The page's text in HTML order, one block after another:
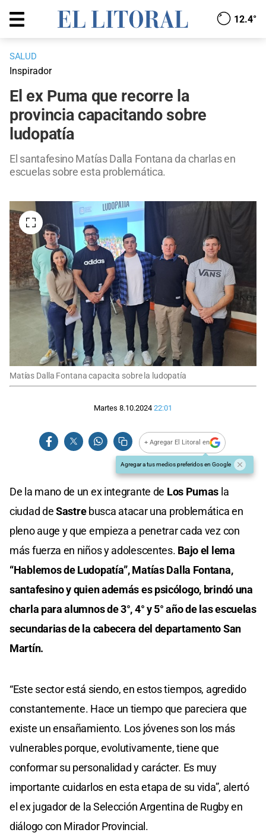
12.4°
SALUD
Inspirador
El ex Puma que recorre la
provincia capacitando sobre
ludopatía
El santafesino Matías Dalla Fontana da charlas en
escuelas sobre esta problemática.
Matías Dalla Fontana capacita sobre la ludopatía
Martes 8.10.2024 22:01
+ Agregar El Litoral en
Agregar a tus medios preferidos en Google
De la mano de un ex integrante de Los Pumas la
ciudad deSastrebusca atacar una problemática en
pleno auge y que empieza a penetrar cada vez con
más fuerza en niños y adolescentes. Bajo el lema
“Hablemos de Ludopatía”, Matías Dalla Fontana,
santafesino y quien además es psicólogo, brindó una
charla para alumnos de 3°, 4° y 5° año de las escuelas
secundarias de la cabecera del departamento San
Martín.
“Este sector está siendo, en estos tiempos, agredido
constantemente. Hace un tiempo que pareciera que
existe un ensañamiento. Los jóvenes son los más
vulnerables porque, evolutivamente, tiene que
conformar su personalidad y carácter. Es muy
importante cuidarlos en esta etapa de su vida”, alertó
el ex jugador de la Selección Argentina de Rugby en
diálogo con Mirador Provincial.